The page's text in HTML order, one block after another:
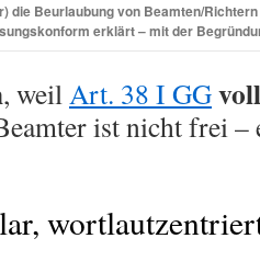
die Beurlaubungvon Beamten/
erklärt – mit der
, weilArt. 38 I GG
ist nicht frei